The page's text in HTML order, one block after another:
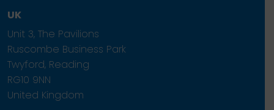
UK
Unit 3, The Pavilions
Ruscombe Business Park
Twyford, Reading
RG10 9NN
United Kingdom